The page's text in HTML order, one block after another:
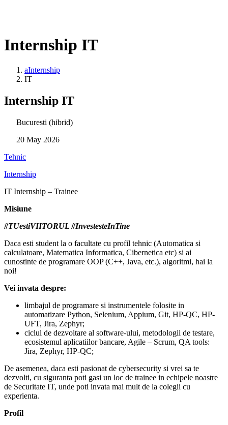
Internship IT
aInternship
IT
Internship IT
Bucuresti (hibrid)
20 May 2026
Tehnic
Internship
IT Internship – Trainee
Misiune
#TUestiVIITORUL #InvestesteInTine
Daca esti student la o facultate cu profil tehnic (Automatica si
calculatoare, Matematica Informatica, Cibernetica etc) si ai
cunostinte de programare OOP (C++, Java, etc.), algoritmi, hai la
noi!
Vei invata despre:
limbajul de programare si instrumentele folosite in
automatizare Python, Selenium, Appium, Git, HP-QC, HP-
UFT, Jira, Zephyr;
ciclul de dezvoltare al software-ului, metodologii de testare,
ecosistemul aplicatiilor bancare, Agile – Scrum, QA tools:
Jira, Zephyr, HP-QC;
De asemenea, daca esti pasionat de cybersecurity si vrei sa te
dezvolti, cu siguranta poti gasi un loc de trainee in echipele noastre
de Securitate IT, unde poti invata mai mult de la colegii cu
experienta.
Profil